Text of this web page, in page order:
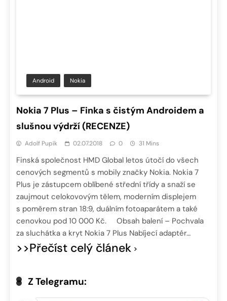
Android Nokia
Nokia 7 Plus – Finka s čistým Androidem a
slušnou výdrží (RECENZE)
Adolf Pupík 02.07.2018 0 31 Mins
Finská společnost HMD Global letos útočí do všech
cenových segmentů s mobily značky Nokia. Nokia 7
Plus je zástupcem oblíbené střední třídy a snaží se
zaujmout celokovovým tělem, moderním displejem
s poměrem stran 18:9, duálním fotoaparátem a také
cenovkou pod 10 000 Kč. Obsah balení – Pochvala
za sluchátka a kryt Nokia 7 Plus Nabíjecí adaptér…
>>Přečíst celý článek
Z Telegramu: